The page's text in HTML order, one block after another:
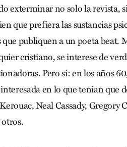
exterminar no solo la revista,
que prefiera las sustancias
publiquen a un poeta beat.
cristiano, se interese de
Pero sí: en los años
en lo que tenían que
Neal Cassady, Gregory